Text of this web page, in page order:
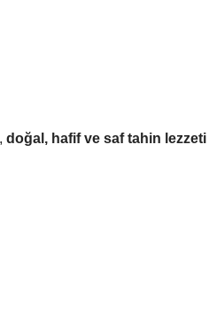
doğal, hafif ve saf tahin lezzeti